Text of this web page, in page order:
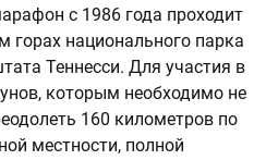
с 1986 года проходит
горах национального парка
Теннесси. Для участия в
которым необходимо не
160 километров по
местности, полной